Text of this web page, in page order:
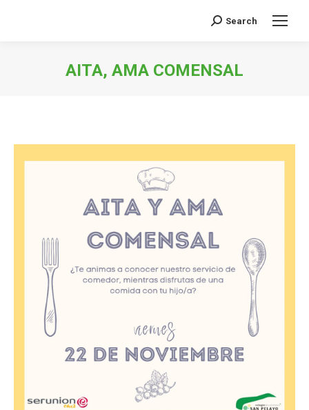
Buscar:
Search
AITA, AMA COMENSAL